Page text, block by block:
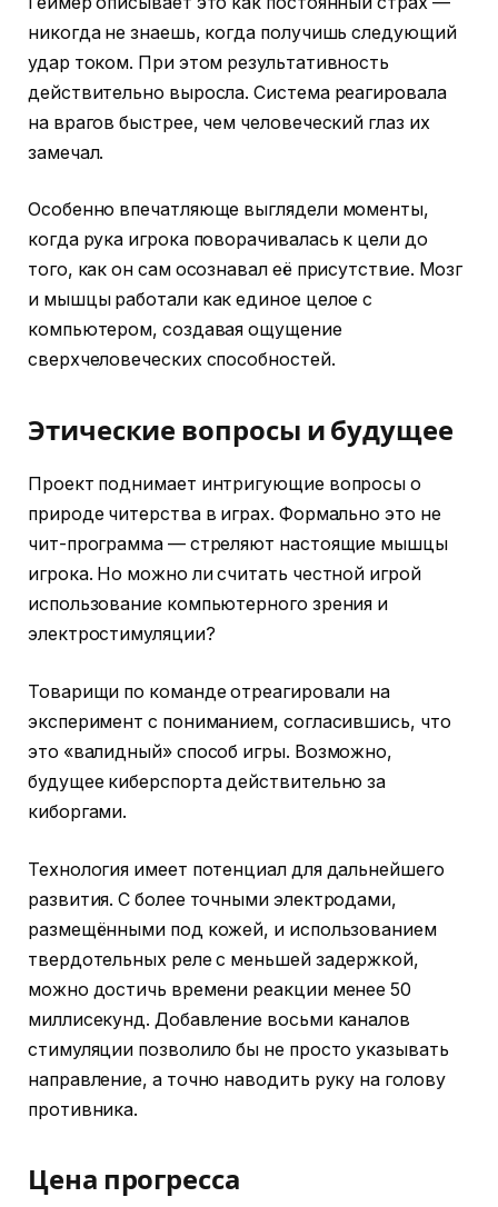
никогда не знаешь, когда получишь следующий
удар током. При этом результативность
действительно выросла. Система реагировала
на врагов быстрее, чем человеческий глаз их
замечал.
Особенно впечатляюще выглядели моменты,
когда рука игрока поворачивалась к цели до
того, как он сам осознавал её присутствие. Мозг
и мышцы работали как единое целое с
компьютером, создавая ощущение
сверхчеловеческих способностей.
Этические вопросы и будущее
Проект поднимает интригующие вопросы о
природе читерства в играх. Формально это не
чит-программа — стреляют настоящие мышцы
игрока. Но можно ли считать честной игрой
использование компьютерного зрения и
электростимуляции?
Товарищи по команде отреагировали на
эксперимент с пониманием, согласившись, что
это «валидный» способ игры. Возможно,
будущее киберспорта действительно за
киборгами.
Технология имеет потенциал для дальнейшего
развития. С более точными электродами,
размещёнными под кожей, и использованием
твердотельных реле с меньшей задержкой,
можно достичь времени реакции менее 50
миллисекунд. Добавление восьми каналов
стимуляции позволило бы не просто указывать
направление, а точно наводить руку на голову
противника.
Цена прогресса